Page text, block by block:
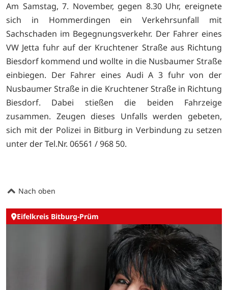
Am Samstag, 7. November, gegen 8.30 Uhr, ereignete
sich in Hommerdingen ein Verkehrsunfall mit
Sachschaden im Begegnungsverkehr. Der Fahrer eines
VW Jetta fuhr auf der Kruchtener Straße aus Richtung
Biesdorf kommend und wollte in die Nusbaumer Straße
einbiegen. Der Fahrer eines Audi A 3 fuhr von der
Nusbaumer Straße in die Kruchtener Straße in Richtung
Biesdorf. Dabei stießen die beiden Fahrzeige
zusammen. Zeugen dieses Unfalls werden gebeten,
sich mit der Polizei in Bitburg in Verbindung zu setzen
unter der Tel.Nr. 06561 / 968 50.
Nach oben
Eifelkreis Bitburg-Prüm